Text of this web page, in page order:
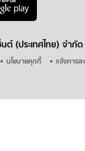
ต์ (ประเทศไทย) จำกัด
นโยบายคุกกี้ แจ้งการล